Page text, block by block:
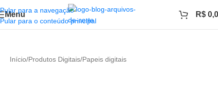
Pular para a navegação
Pular para o conteúdo principal
Menu R$
Início/Produtos Digitais/Papeis digitais